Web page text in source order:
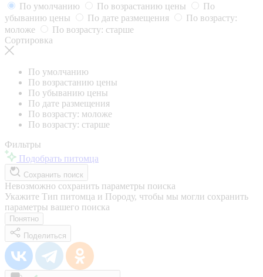
По умолчанию
По возрастанию цены
По
убыванию цены
По дате размещения
По возрасту:
моложе
По возрасту: старше
Сортировка
По умолчанию
По возрастанию цены
По убыванию цены
По дате размещения
По возрасту: моложе
По возрасту: старше
Фильтры
Подобрать питомца
Сохранить поиск
Невозможно сохранить параметры поиска
Укажите Тип питомца и Породу, чтобы мы могли сохранить
параметры вашего поиска
Понятно
Поделиться